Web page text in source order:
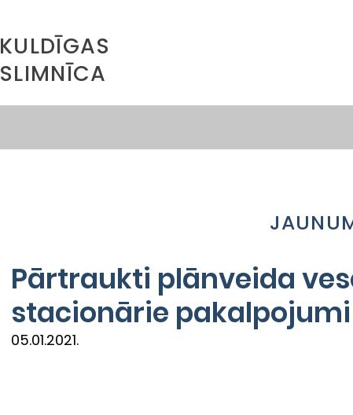
KULDĪGAS
SLIMNĪCA
Pārtraukti plānveida
stacionārie pakalpojumi
05.01.2021.